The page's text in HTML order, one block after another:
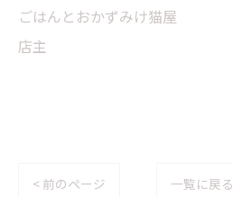
ごはんとおかずみけ猫屋
店主
< 前のページ 一覧に戻る